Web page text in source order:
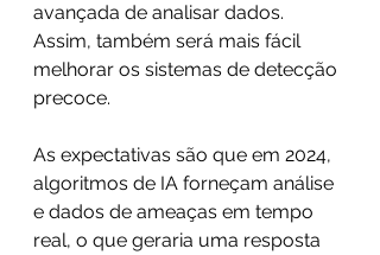
avançada de analisar dados.
Assim, também será mais fácil
melhorar os sistemas de detecção
precoce.
As expectativas são que em 2024,
algoritmos de IA forneçam análise
e dados de ameaças em tempo
real, o que geraria uma resposta